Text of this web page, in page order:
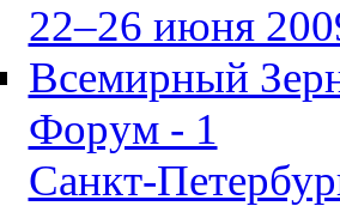
22–26 июня
Всемирный
Форум - 1
Санкт-